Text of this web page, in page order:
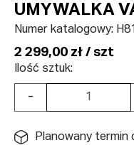
UMYWALKA
Numer katalogowy:
2 299,00 zł / szt
Ilość sztuk:
-
Planowany